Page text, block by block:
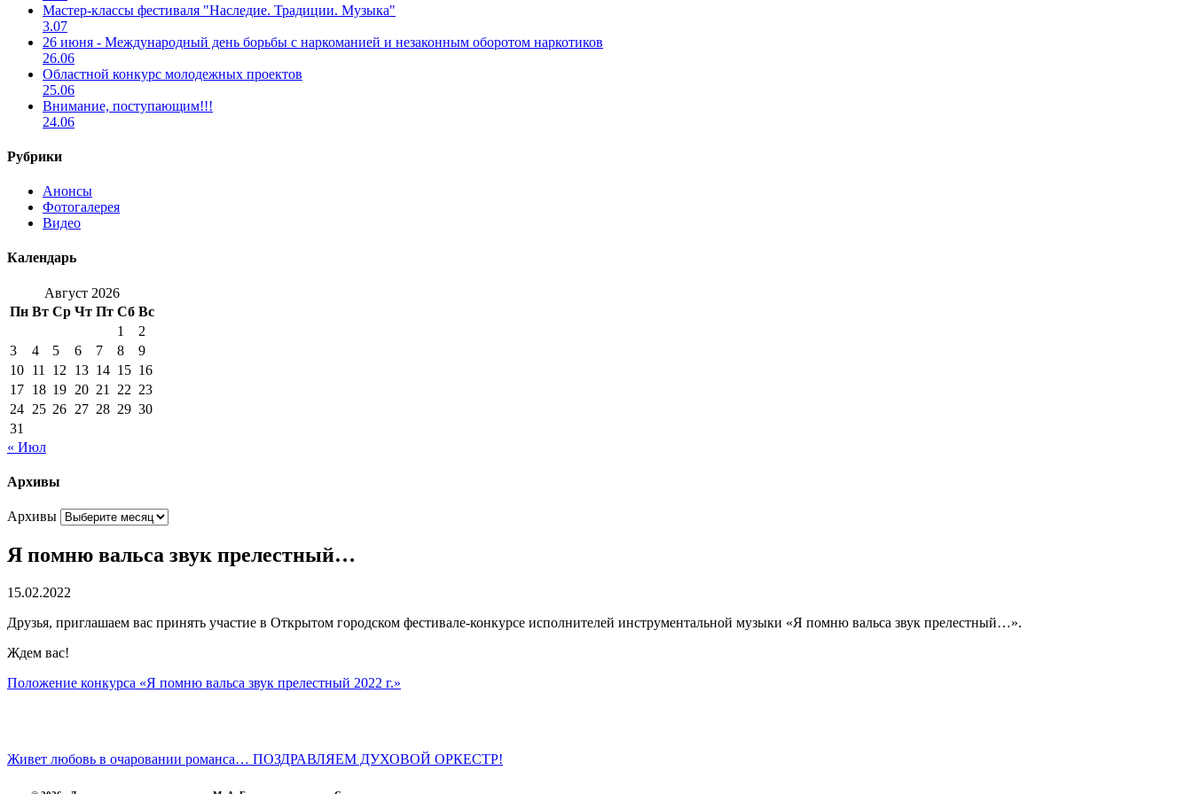
Мастер-классы фестиваля "Наследие. Традиции. Музыка"
3.07
26 июня - Международный день борьбы с наркоманией и незаконным оборотом наркотиков
26.06
Областной конкурс молодежных проектов
25.06
Внимание, поступающим!!!
24.06
Рубрики
Анонсы
Фотогалерея
Видео
Календарь
Август 2026
Пн Вт Ср Чт Пт Сб Вс
1
2
3
4 5 6 7 8
9
10 11 12 13 14 15 16
17 18 19 20 21 22 23
24 25 26 27 28 29 30
31
« Июл
Архивы
Архивы
Я помню вальса звук прелестный…
15.02.2022
Друзья, приглашаем вас принять участие в Открытом городском фестивале-конкурсе исполнителей инструментальной музыки «Я помню вальса звук прелестный…».
Ждем вас!
Положение конкурса «Я помню вальса звук прелестный 2022 г.»
Живет любовь в очаровании романса… ПОЗДРАВЛЯЕМ ДУХОВОЙ ОРКЕСТР!